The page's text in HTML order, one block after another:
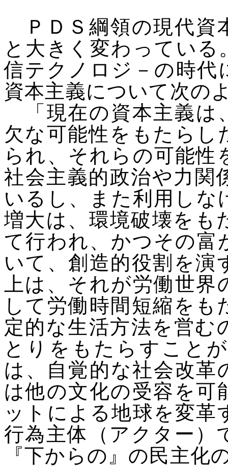
ＰＤＳ綱領の現代資
と大きく変わってい
信テクノロジ－の時代
資本主義について次の
「現在の資本主義は
欠な可能性をもたらし
られ、それらの可能
社会主義的政治や力関
いるし、また利用しな
増大は、環境破壊をも
て行われ、かつその富
いて、創造的役割を演
上は、それが労働世
して労働時間短縮を
定的な生活方法を営む
とりをもたらすこと
は、自覚的な社会改革
は他の文化の受容を可
ットによる地球を変
行為主体（アクター）
『下からの』の民主化